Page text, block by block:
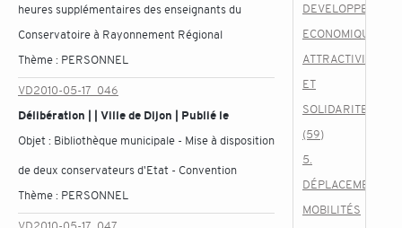
heures supplémentaires des enseignants du
Conservatoire à Rayonnement Régional
Thème : PERSONNEL
VD2010-05-17_046
Délibération | | Ville de Dijon | Publié le
Objet : Bibliothèque municipale - Mise à disposition
de deux conservateurs d'Etat - Convention
Thème : PERSONNEL
DEVELOPPEMENT
ECONOMIQUE,
ATTRACTIVITE
ET
SOLIDARITES
(59)
5.
DÉPLACEMENTS,
MOBILITÉS